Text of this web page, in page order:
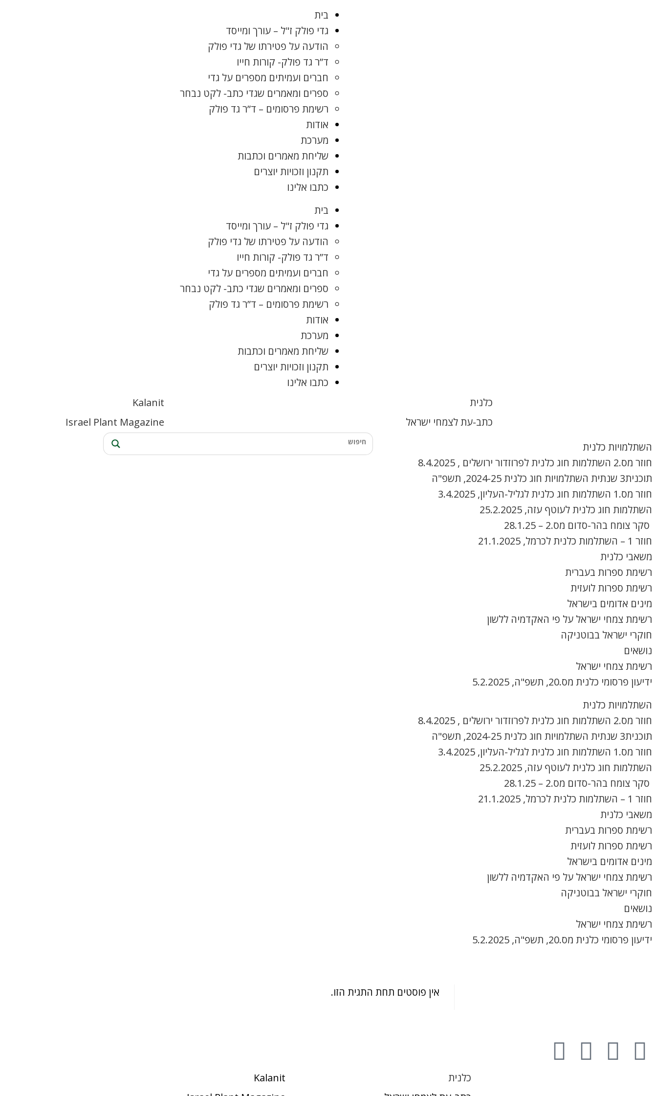
בית
גדי פולק ז"ל – עורך ומייסד
הודעה על פטירתו של גדי פולק
ד”ר גד פולק- קורות חייו
חברים ועמיתים מספרים על גדי
ספרים ומאמרים שגדי כתב- לקט נבחר
רשימת פרסומים – ד”ר גד פולק
אודות
מערכת
שליחת מאמרים וכתבות
תקנון וזכויות יוצרים
כתבו אלינו
בית
גדי פולק ז"ל – עורך ומייסד
הודעה על פטירתו של גדי פולק
ד”ר גד פולק- קורות חייו
חברים ועמיתים מספרים על גדי
ספרים ומאמרים שגדי כתב- לקט נבחר
רשימת פרסומים – ד”ר גד פולק
אודות
מערכת
שליחת מאמרים וכתבות
תקנון וזכויות יוצרים
כתבו אלינו
כלנית
כתב-עת לצמחי ישראל
Kalanit
Israel Plant Magazine
השתלמויות כלנית
חוזר מס.2 השתלמות חוג כלנית לפרוזדור ירושלים , 8.4.2025
תוכנית3 שנתית השתלמויות חוג כלנית 2024-25, תשפ"ה
חוזר מס.1 השתלמות חוג כלנית לגליל-העליון, 3.4.2025
השתלמות חוג כלנית לעוטף עזה, 25.2.2025
סקר צומח בהר-סדום מס.2 – 28.1.25
חוזר 1 – השתלמות כלנית לכרמל, 21.1.2025
משאבי כלנית
רשימת ספרות בעברית
רשימת ספרות לועזית
מינים אדומים בישראל
רשימת צמחי ישראל על פי האקדמיה ללשון
חוקרי ישראל בבוטניקה
נושאים
רשימת צמחי ישראל
ידיעון פרסומי כלנית מס.20, תשפ"ה, 5.2.2025
השתלמויות כלנית
חוזר מס.2 השתלמות חוג כלנית לפרוזדור ירושלים , 8.4.2025
תוכנית3 שנתית השתלמויות חוג כלנית 2024-25, תשפ"ה
חוזר מס.1 השתלמות חוג כלנית לגליל-העליון, 3.4.2025
השתלמות חוג כלנית לעוטף עזה, 25.2.2025
סקר צומח בהר-סדום מס.2 – 28.1.25
חוזר 1 – השתלמות כלנית לכרמל, 21.1.2025
משאבי כלנית
רשימת ספרות בעברית
רשימת ספרות לועזית
מינים אדומים בישראל
רשימת צמחי ישראל על פי האקדמיה ללשון
חוקרי ישראל בבוטניקה
נושאים
רשימת צמחי ישראל
ידיעון פרסומי כלנית מס.20, תשפ"ה, 5.2.2025
אין פוסטים תחת התגית הזו.
כלנית
Kalanit